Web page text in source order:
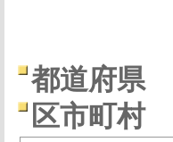
都道府県
区市町村